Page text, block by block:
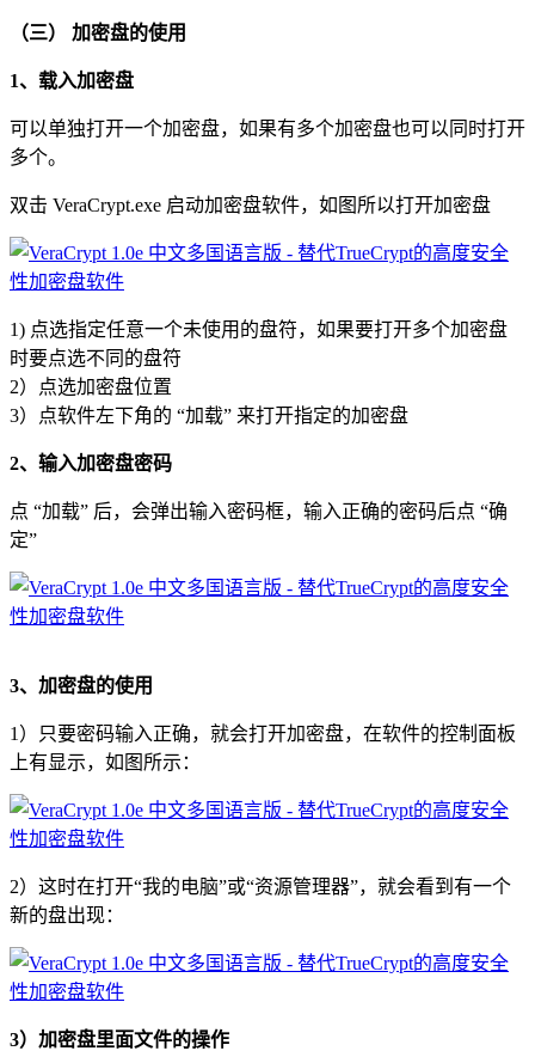
（三） 加密盘的使用
1、载入加密盘
可以单独打开一个加密盘，如果有多个加密盘也可以同时打开
多个。
双击 VeraCrypt.exe 启动加密盘软件，如图所以打开加密盘
1) 点选指定任意一个未使用的盘符，如果要打开多个加密盘
时要点选不同的盘符
2）点选加密盘位置
3）点软件左下角的 “加载” 来打开指定的加密盘
2、输入加密盘密码
点 “加载” 后，会弹出输入密码框，输入正确的密码后点 “确
定”
3、加密盘的使用
1）只要密码输入正确，就会打开加密盘，在软件的控制面板
上有显示，如图所示：
2）这时在打开“我的电脑”或“资源管理器”，就会看到有一个
新的盘出现：
3）加密盘里面文件的操作